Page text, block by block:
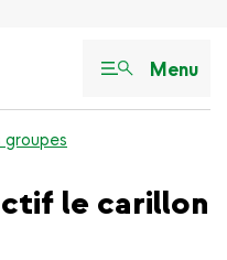
Menu
groupes
le carillon